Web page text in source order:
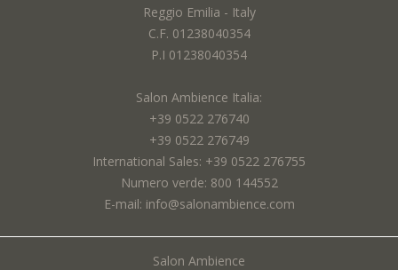
Reggio Emilia - Italy
C.F. 01238040354
P.I 01238040354
Salon Ambience Italia:
+39 0522 276740
+39 0522 276749
International Sales: +39 0522 276755
Numero verde: 800 144552
E-mail: info@salonambience.com
Salon Ambience